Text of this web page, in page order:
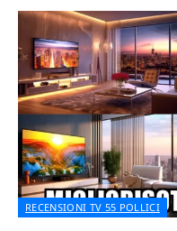
RECENSIONI TV 55 POLLICI